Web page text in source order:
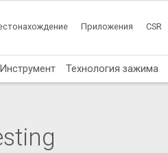
Приложения CSR
Инструмент Технология зажима